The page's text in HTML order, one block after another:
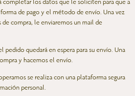
de pago y el método de envío. Una vez
compra, le enviaremos un mail de
pedido quedará en espera para su envío. Una
y hacemos el envío.
se realiza con una plataforma segura
personal.